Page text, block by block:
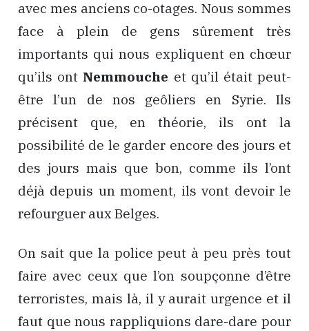
avec mes anciens co-otages. Nous sommes
face à plein de gens sûrement très
importants qui nous expliquent en chœur
qu’ils ont Nemmouche et qu’il était peut-
être l’un de nos geôliers en Syrie. Ils
précisent que, en théorie, ils ont la
possibilité de le garder encore des jours et
des jours mais que bon, comme ils l’ont
déjà depuis un moment, ils vont devoir le
refourguer aux Belges.
On sait que la police peut à peu près tout
faire avec ceux que l’on soupçonne d’être
terroristes, mais là, il y aurait urgence et il
faut que nous rappliquions dare-dare pour